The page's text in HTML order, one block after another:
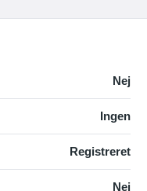
Nej
Ingen
Registreret
Nej